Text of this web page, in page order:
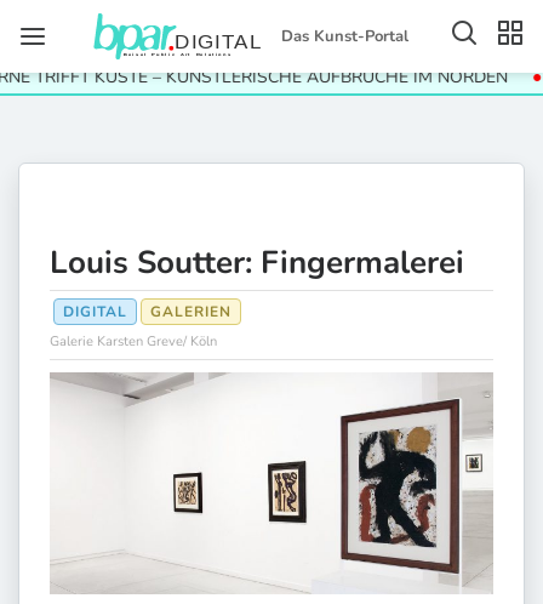
Das Kunst-Portal
KÜSTE – KÜNSTLERISCHE AUFBRÜCHE IM NORDEN
Louis Soutter: Fingermalerei
DIGITAL GALERIEN
Galerie Karsten Greve/ Köln